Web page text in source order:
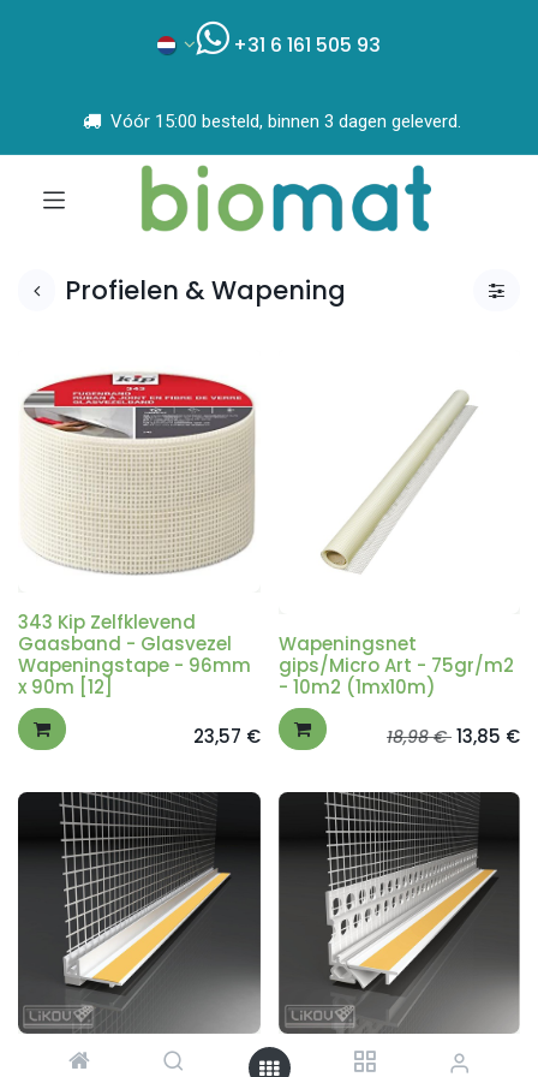
+31 6 161 505 93
Vóór 15:00 besteld, binnen 3 dagen geleverd.
Profielen & Wapening
343 Kip Zelfklevend
Gaasband - Glasvezel
Wapeningstape - 96mm
x 90m [12]
23,57 €
Wapeningsnet
gips/Micro Art - 75gr/m2
- 10m2 (1mx10m)
18,98€ 13,85 €
Raam-stopprofiel met
2D Raam-stopprofiel met